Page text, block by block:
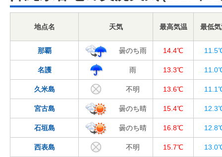
地点名 天気 最高気温 最低
那覇 曇のち雨 14.4℃
名護 雨 13.3℃
久米島 不明 13.6℃
宮古島 曇のち晴 15.4℃
石垣島 曇のち晴 16.8℃
西表島 不明 15.7℃